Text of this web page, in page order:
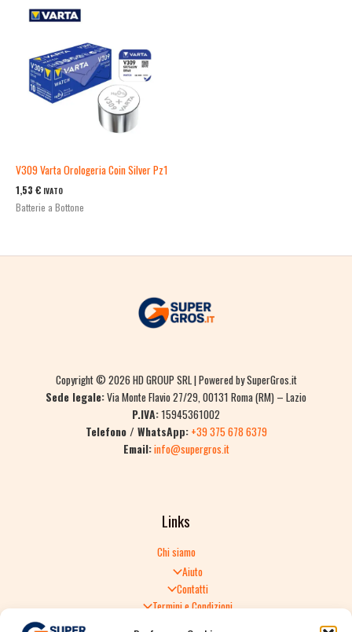
V309 Varta Orologeria Coin Silver Pz1
1,53 € IVATO
Batterie a Bottone
Copyright © 2026 HD GROUP SRL | Powered by SuperGros.it
Sede legale:Via Monte Flavio 27/29, 00131 Roma (RM) – Lazio
P.IVA:15945361002
Telefono / WhatsApp: +39 375 678 6379
Email:info@supergros.it
Links
Chi siamo
Aiuto
Contatti
Termini e Condizioni